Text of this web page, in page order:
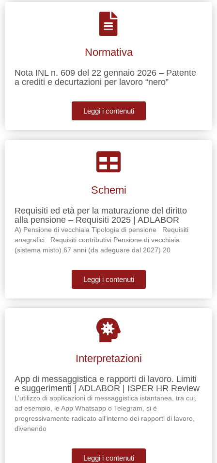
Normativa
Nota INL n. 609 del 22 gennaio 2026 – Patente
a crediti e decurtazioni per lavoro “nero”
Leggi i contenuti
Schemi
Requisiti ed età per la maturazione del diritto
alla pensione – Requisiti 2025 | ADLABOR
A) Pensione di vecchiaia Tipologia di pensione Requisiti
anagrafici Requisiti contributivi Pensione di vecchiaia
(sistema misto) 67 anni (da adeguare dal 2027) 20
Leggi i contenuti
Interpretazioni
App di messaggistica e rapporti di lavoro. Limiti
e suggerimenti | ADLABOR | ISPER HR Review
L’utilizzo di applicazioni di messaggistica istantanea, tra cui,
ad esempio, le App Whatsapp o Telegram, si è
progressivamente radicato all’interno dei rapporti di lavoro,
divenendo
Leggi i contenuti